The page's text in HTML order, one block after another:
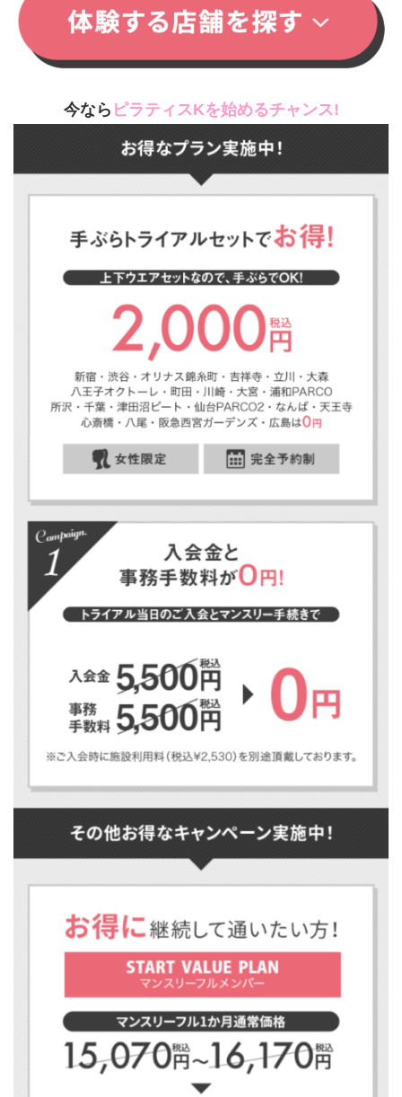
今なら ピラティスKを始めるチャンス!